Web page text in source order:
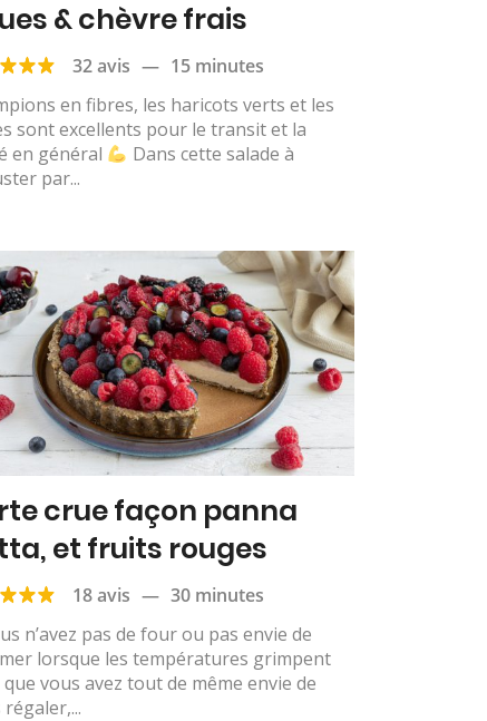
& chèvre frais
32 avis — 15 minutes
en fibres, les haricots verts et les
sont excellents pour le transit et la
en général
Dans cette salade à
par...
crue façon panna
et fruits rouges
18 avis — 30 minutes
n’avez pas de four ou pas envie de
lorsque les températures grimpent
que vous avez tout de même envie de